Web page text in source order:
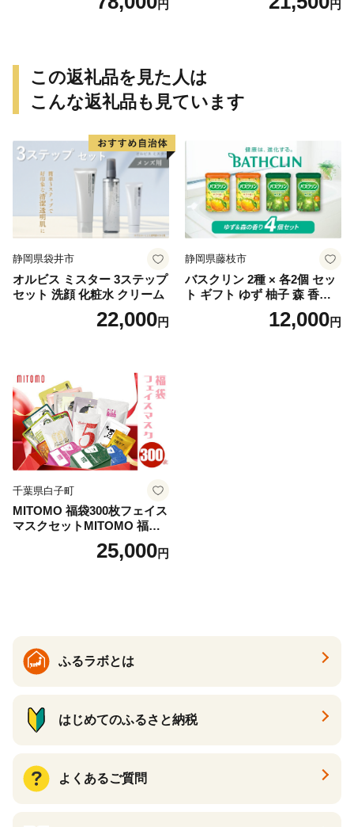
円 円
この返礼品を見た人は
こんな返礼品も見ています
静岡県袋井市
オルビス ミスター 3ステップ
セット 洗顔 化粧水 クリーム
22,000円
静岡県藤枝市
バスクリン 2種 × 各2個 セッ
ト ギフト ゆず 柚子 森 香り
日用品 お風呂 バス用品 温活
アロマ 香り まとめ買い静岡
12,000円
千葉県白子町
MITOMO 福袋300枚フェイス
マスクセットMITOMO 福袋3
00枚フェイスマスクセット
ふるさと納税 パック ファイ
25,000円
ふるラボとは
はじめてのふるさと納税
よくあるご質問